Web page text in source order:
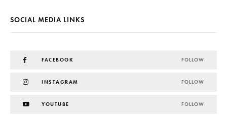
SOCIAL MEDIA LINKS
FACEBOOK FOLLOW
INSTAGRAM FOLLOW
YOUTUBE FOLLOW